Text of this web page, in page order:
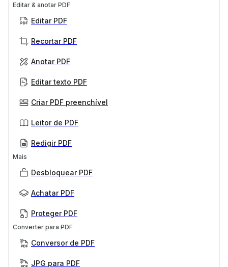
Editar & anotar PDF
Editar PDF
Recortar PDF
Anotar PDF
Editar texto PDF
Criar PDF preenchível
Leitor de PDF
Redigir PDF
Mais
Desbloquear PDF
Achatar PDF
Proteger PDF
Converter para PDF
Conversor de PDF
JPG para PDF